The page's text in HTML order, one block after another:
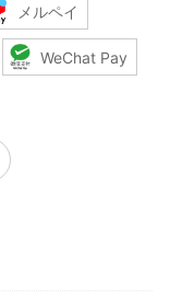
メルペイ
WeChat Pay